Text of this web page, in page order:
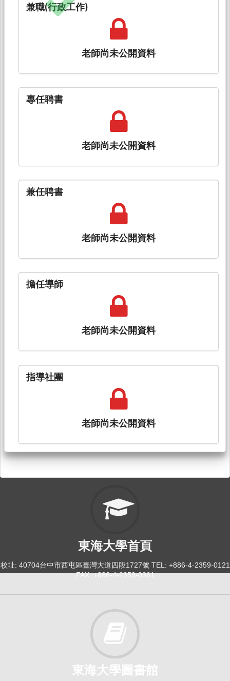
兼職(行政工作)
老師尚未公開資料
專任聘書
老師尚未公開資料
兼任聘書
老師尚未公開資料
擔任導師
老師尚未公開資料
指導社團
老師尚未公開資料
東海大學首頁
校址: 40704台中市西屯區臺灣大道四段1727號 TEL: +886-4-2359-0121
FAX: +886-4-2359-0361
東海大學圖書館